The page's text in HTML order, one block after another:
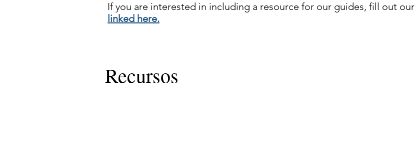
If you are interested in including a resource for our guides, fill out our
linked here.
Recursos